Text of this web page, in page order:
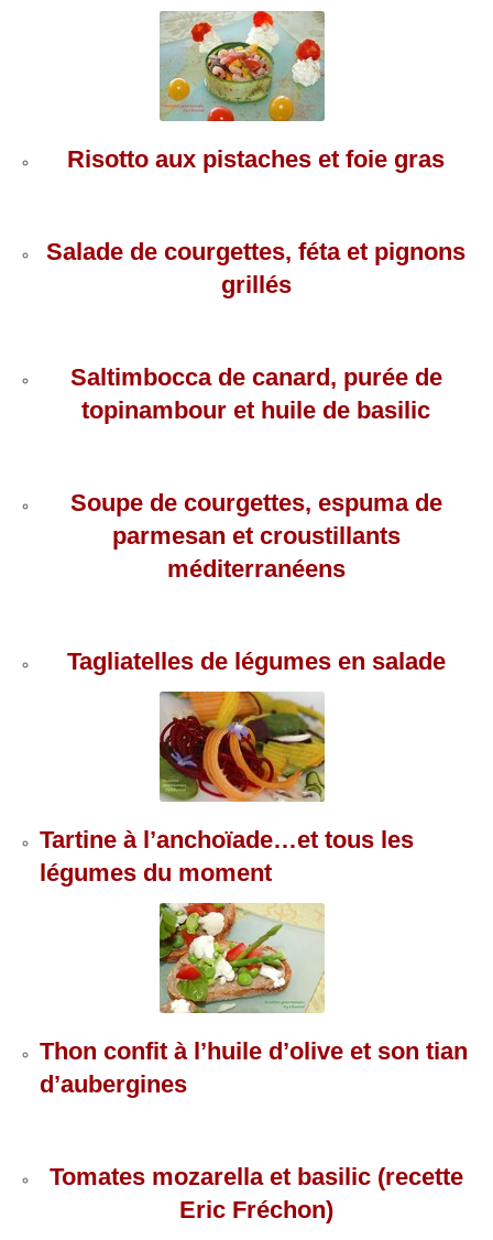
Risotto aux pistaches et foie gras
Salade de courgettes, féta et pignons
grillés
Saltimbocca de canard, purée de
topinambour et huile de basilic
Soupe de courgettes, espuma de
parmesan et croustillants
méditerranéens
Tagliatelles de légumes en salade
Tartine à l’anchoïade…et tous les
légumes du moment
Thon confit à l’huile d’olive et son tian
d’aubergines
Tomates mozarella et basilic (recette
Eric Fréchon)